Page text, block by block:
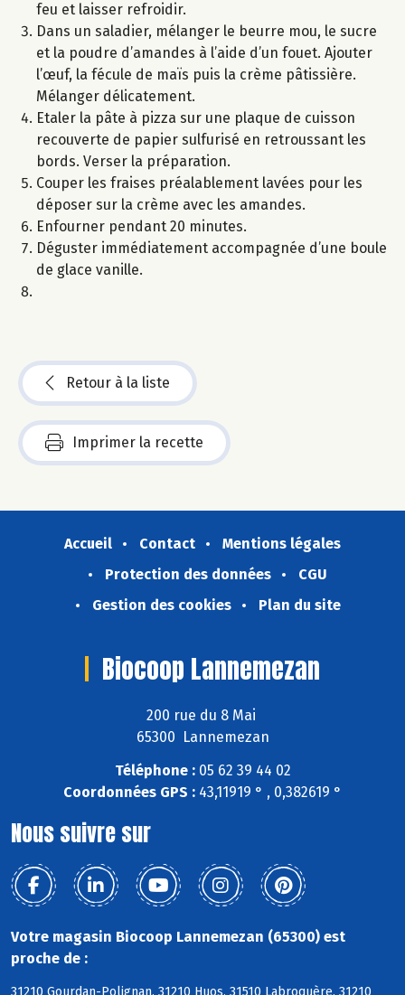
feu et laisser refroidir.
Dans un saladier, mélanger le beurre mou, le sucre
et la poudre d’amandes à l’aide d’un fouet. Ajouter
l’œuf, la fécule de maïs puis la crème pâtissière.
Mélanger délicatement.
Etaler la pâte à pizza sur une plaque de cuisson
recouverte de papier sulfurisé en retroussant les
bords. Verser la préparation.
Couper les fraises préalablement lavées pour les
déposer sur la crème avec les amandes.
Enfourner pendant 20 minutes.
Déguster immédiatement accompagnée d’une boule
de glace vanille.
Retour à la liste
Imprimer la recette
Accueil Contact
Mentions légales
Protection des données
CGU
Gestion des cookies
Plan du site
Biocoop Lannemezan
200 rue du 8 Mai
65300 Lannemezan
Téléphone :05 62 39 44 02
Coordonnées GPS : 43,11919 ° , 0,382619 °
Nous suivre sur
Votre magasin Biocoop Lannemezan (65300) est
proche de :
31210 Gourdan-Polignan, 31210 Huos, 31510 Labroquère, 31210